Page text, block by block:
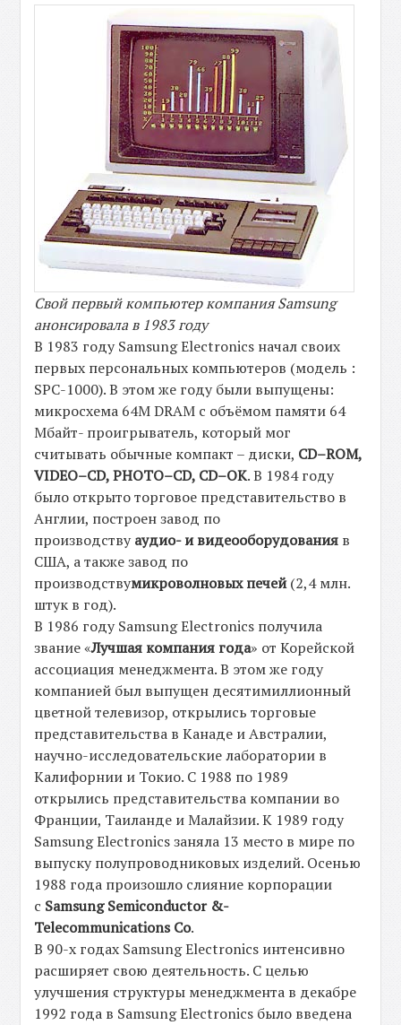
Свой первый компьютер компания Samsung
анонсировала в 1983 году
В 1983 году Samsung Electronics начал своих
первых персональных компьютеров (модель :
SPC-1000). В этом же году были выпущены:
микросхема 64М DRAM с объёмом памяти 64
Мбайт- проигрыватель, который мог
считывать обычные компакт – диски, CD–ROM,
VIDEO–CD, PHOTO–CD, CD–OK. В 1984 году
было открыто торговое представительство в
Англии, построен завод по
производству аудио- и видеооборудования в
США, а также завод по
производствумикроволновых печей(2,4 млн.
штук в год).
В 1986 году Samsung Electronics получила
звание «Лучшая компания года» от Корейской
ассоциация менеджмента. В этом же году
компанией был выпущен десятимиллионный
цветной телевизор, открылись торговые
представительства в Канаде и Австралии,
научно-исследовательские лаборатории в
Калифорнии и Токио. С 1988 по 1989
открылись представительства компании во
Франции, Таиланде и Малайзии. К 1989 году
Samsung Electronics заняла 13 место в мире по
выпуску полупроводниковых изделий. Осенью
1988 года произошло слияние корпорации
с Samsung Semiconductor &-
Telecommunications Co.
В 90-х годах Samsung Electronics интенсивно
расширяет свою деятельность. С целью
улучшения структуры менеджмента в декабре
1992 года в Samsung Electronics было введена